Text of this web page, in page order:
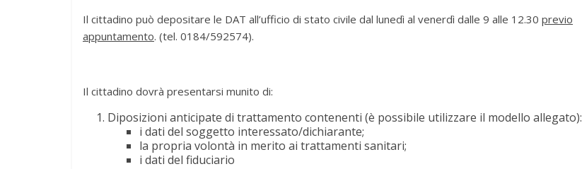
Il cittadino può depositare le DAT all’ufficio di stato civile dal lunedì al venerdì dalle 9 alle 12.30 previo
appuntamento. (tel. 0184/592574).
Il cittadino dovrà presentarsi munito di:
Diposizioni anticipate di trattamento contenenti (è possibile utilizzare il modello allegato):
i dati del soggetto interessato/dichiarante;
la propria volontà in merito ai trattamenti sanitari;
i dati del fiduciario